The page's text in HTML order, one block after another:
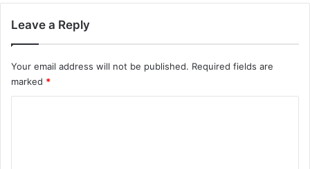
Leave a Reply
Your email address will not be published. Required fields are
marked *